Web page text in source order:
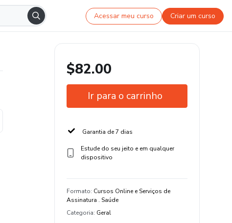
Acessar meu curso Criar um curso
$82.00
Ir para o carrinho
Garantia de 7 dias
Estude do seu jeito e em qualquer
dispositivo
Formato: Cursos Online e Serviços de
Assinatura . Saúde
Categoria: Geral